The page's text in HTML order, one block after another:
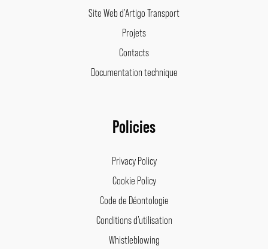
Site Web d’Artigo Transport
Projets
Contacts
Documentation technique
Policies
Privacy Policy
Cookie Policy
Code de Déontologie
Conditions d’utilisation
Whistleblowing